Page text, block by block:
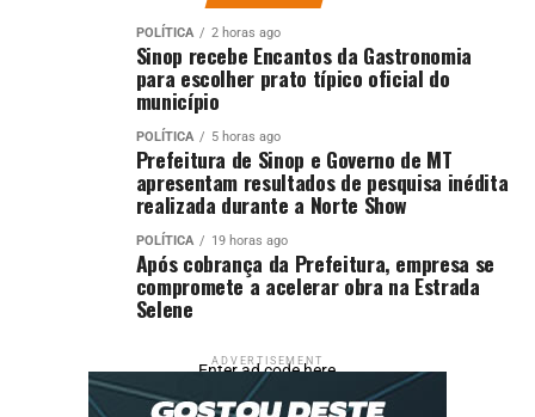
POLÍTICA 2 horas ago
Sinop recebe Encantos da Gastronomia
para escolher prato típico oficial do
município
POLÍTICA 5 horas ago
Prefeitura de Sinop e Governo de MT
apresentam resultados de pesquisa inédita
realizada durante a Norte Show
POLÍTICA 19 horas ago
Após cobrança da Prefeitura, empresa se
compromete a acelerar obra na Estrada
Selene
ADVERTISEMENT
Enter ad code here